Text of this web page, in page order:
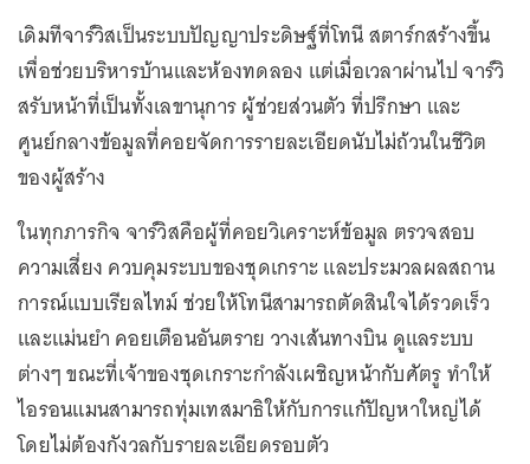
เดิมทีจาร์วิสเป็นระบบปัญญาประดิษฐ์ที่โทนี สตาร์กสร้างขึ้น
เพื่อช่วยบริหารบ้านและห้องทดลอง แต่เมื่อเวลาผ่านไป จาร์วิ
สรับหน้าที่เป็นทั้งเลขานุการ ผู้ช่วยส่วนตัว ที่ปรึกษา และ
ศูนย์กลางข้อมูลที่คอยจัดการรายละเอียดนับไม่ถ้วนในชีวิต
ของผู้สร้าง
ในทุกภารกิจ จาร์วิสคือผู้ที่คอยวิเคราะห์ข้อมูล ตรวจสอบ
ความเสี่ยง ควบคุมระบบของชุดเกราะ และประมวลผลสถาน
การณ์แบบเรียลไทม์ ช่วยให้โทนีสามารถตัดสินใจได้รวดเร็ว
และแม่นยำ คอยเตือนอันตราย วางเส้นทางบิน ดูแลระบบ
ต่างๆ ขณะที่เจ้าของชุดเกราะกำลังเผชิญหน้ากับศัตรู ทำให้
ไอรอนแมนสามารถทุ่มเทสมาธิให้กับการแก้ปัญหาใหญ่ได้
โดยไม่ต้องกังวลกับรายละเอียดรอบตัว